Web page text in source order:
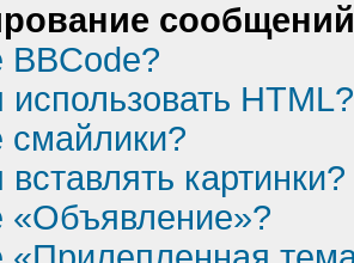
BBCode?
HTML?
смайлики?
картинки?
«Объявление»?